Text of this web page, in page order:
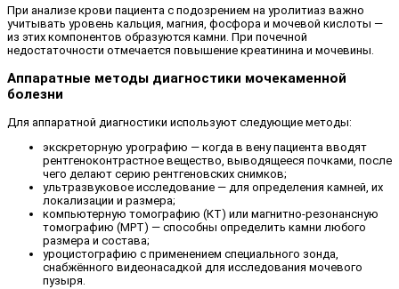
При анализе крови пациента с подозрением на уролитиаз важно
учитывать уровень кальция, магния, фосфора и мочевой кислоты —
из этих компонентов образуются камни. При почечной
недостаточности отмечается повышение креатинина и мочевины.
Аппаратные методы диагностики мочекаменной
болезни
Для аппаратной диагностики используют следующие методы:
экскреторную урографию — когда в вену пациента вводят
рентгеноконтрастное вещество, выводящееся почками, после
чего делают серию рентгеновских снимков;
ультразвуковое исследование — для определения камней, их
локализации и размера;
компьютерную томографию (КТ) или магнитно-резонансную
томографию (МРТ) — способны определить камни любого
размера и состава;
уроцистографию с применением специального зонда,
снабжённого видеонасадкой для исследования мочевого
пузыря.